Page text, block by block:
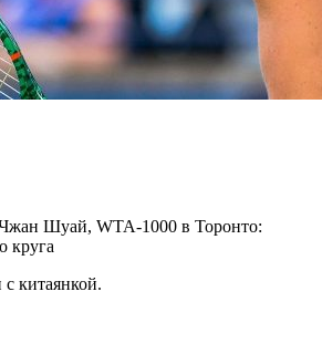
Шуай, WTA-1000 в Торонто:
круга
с китаянкой.